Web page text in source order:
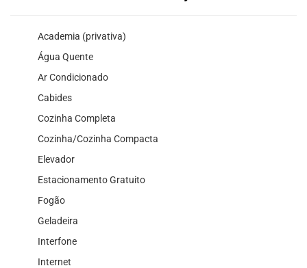
Academia (privativa)
Água Quente
Ar Condicionado
Cabides
Cozinha Completa
Cozinha/Cozinha Compacta
Elevador
Estacionamento Gratuito
Fogão
Geladeira
Interfone
Internet